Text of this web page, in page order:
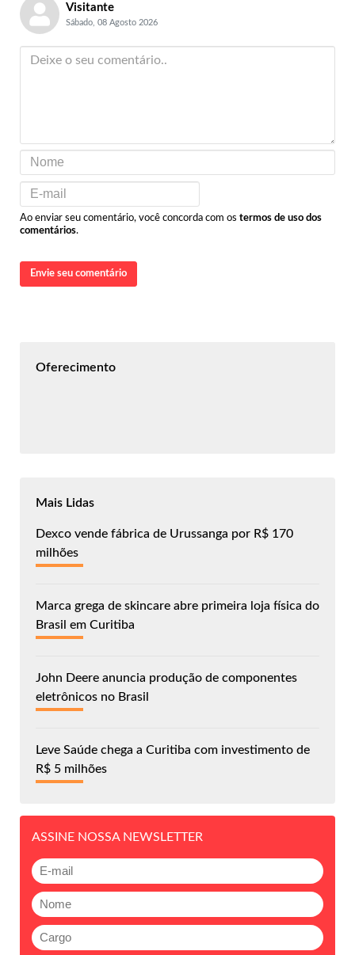
Visitante
Sábado, 08 Agosto 2026
Ao enviar seu comentário, você concorda com os termos de uso dos
comentários.
Envie seu comentário
Oferecimento
Mais Lidas
Dexco vende fábrica de Urussanga por R$ 170
milhões
Marca grega de skincare abre primeira loja física do
Brasil em Curitiba
John Deere anuncia produção de componentes
eletrônicos no Brasil
Leve Saúde chega a Curitiba com investimento de
R$ 5 milhões
ASSINE NOSSA NEWSLETTER